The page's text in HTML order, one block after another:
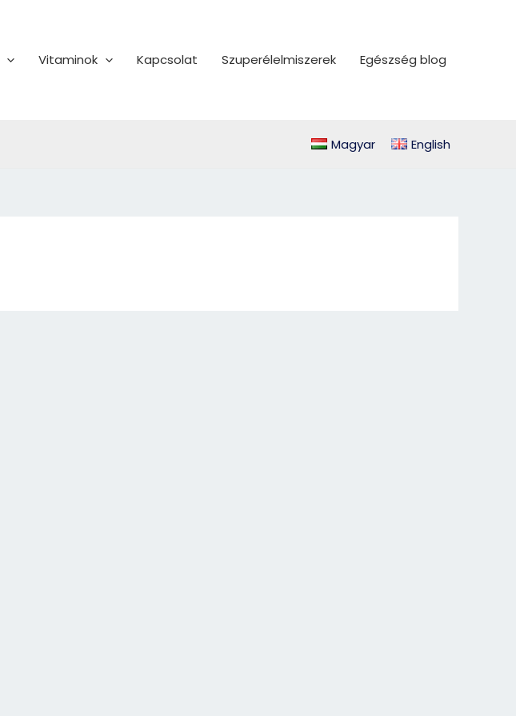
Vitaminok Kapcsolat Szuperélelmiszerek Egészség blog
Magyar English